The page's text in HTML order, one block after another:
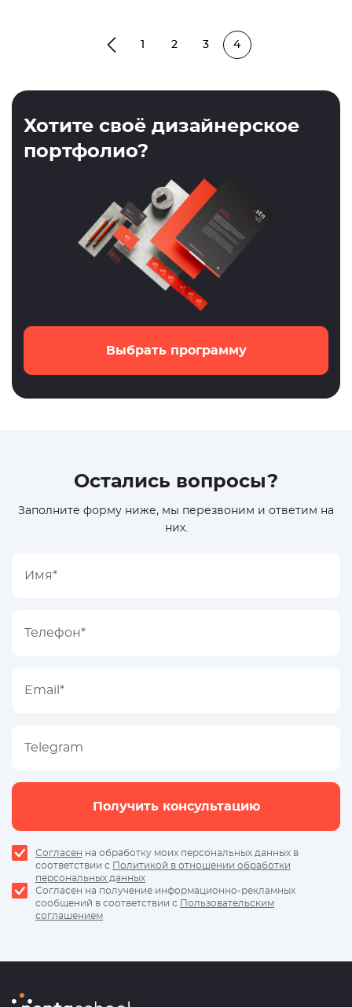
2 3 4
Хотите своё дизайнерское
портфолио?
Выбрать программу
Остались вопросы?
Заполните форму ниже, мы перезвоним и ответим на
них.
Получить консультацию
Согласен на обработку моих персональных данных в
соответствии с
Политикой в отношении обработки
персональных данных
Согласен на получение информационно-рекламных
сообщений в соответствии с
Пользовательским
соглашением